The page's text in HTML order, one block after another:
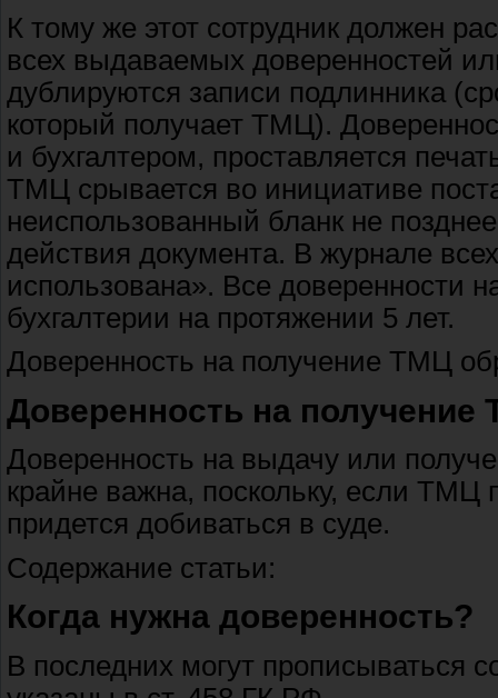
К тому же этот сотрудник должен
всех выдаваемых доверенностей
дублируются записи подлинника
который получает ТМЦ).
и бухгалтером, проставляется
ТМЦ срывается во инициативе
неиспользованный бланк не
действия документа. В журнале
использована». Все доверенности
бухгалтерии на протяжении 5 лет.
Доверенность на получение ТМЦ
Доверенность на получение
Доверенность на выдачу или
крайне важна, поскольку, если ТМЦ
придется добиваться в суде.
Содержание статьи:
Когда нужна доверенность?
В последних могут прописываться